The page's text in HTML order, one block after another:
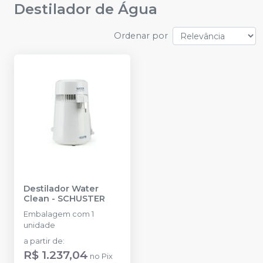
Destilador de Água
Ordenar por
Destilador Water
Clean - SCHUSTER
Embalagem com 1
unidade
a partir de:
R$ 1.237,04 no Pix